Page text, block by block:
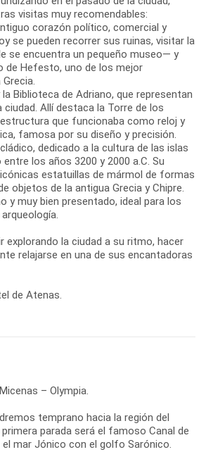
visitas muy recomendables:
corazón político, comercial y
se pueden recorrer sus ruinas, visitar la
se encuentra un pequeño museo— y
de Hefesto, uno de los mejor
Biblioteca de Adriano, que representan
ciudad. Allí destaca la Torre de los
que funcionaba como reloj y
famosa por su diseño y precisión.
dedicado a la cultura de las islas
los años 3200 y 2000 a.C. Su
estatuillas de mármol de formas
objetos de la antigua Grecia y Chipre.
y muy bien presentado, ideal para los
explorando la ciudad a su ritmo, hacer
relajarse en una de sus encantadoras
de Atenas.
– Olympia.
temprano hacia la región del
parada será el famoso Canal de
mar Jónico con el golfo Sarónico.